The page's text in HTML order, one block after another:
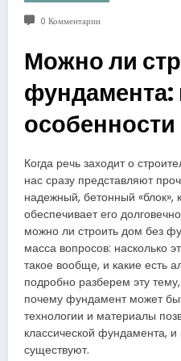
0 Комментарии
Можно ли
Когда речь заходит о
нас сразу представляют
надежный, бетонный «блок»,
обеспечивает его
можно ли строить дом без
масса вопросов: насколько
такое вообще, и какие есть
подробно разберем эту
почему фундамент может
технологии и материалы
классической фундамента, и
существуют.